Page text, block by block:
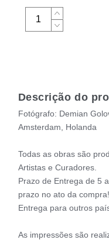
Descrição do
Fotógrafo: Demian
Amsterdam, Holanda
Todas as obras são
Artistas e Curadores.
Prazo de Entrega de 5
prazo no ato da compra!
Entrega para outros
As impressões são